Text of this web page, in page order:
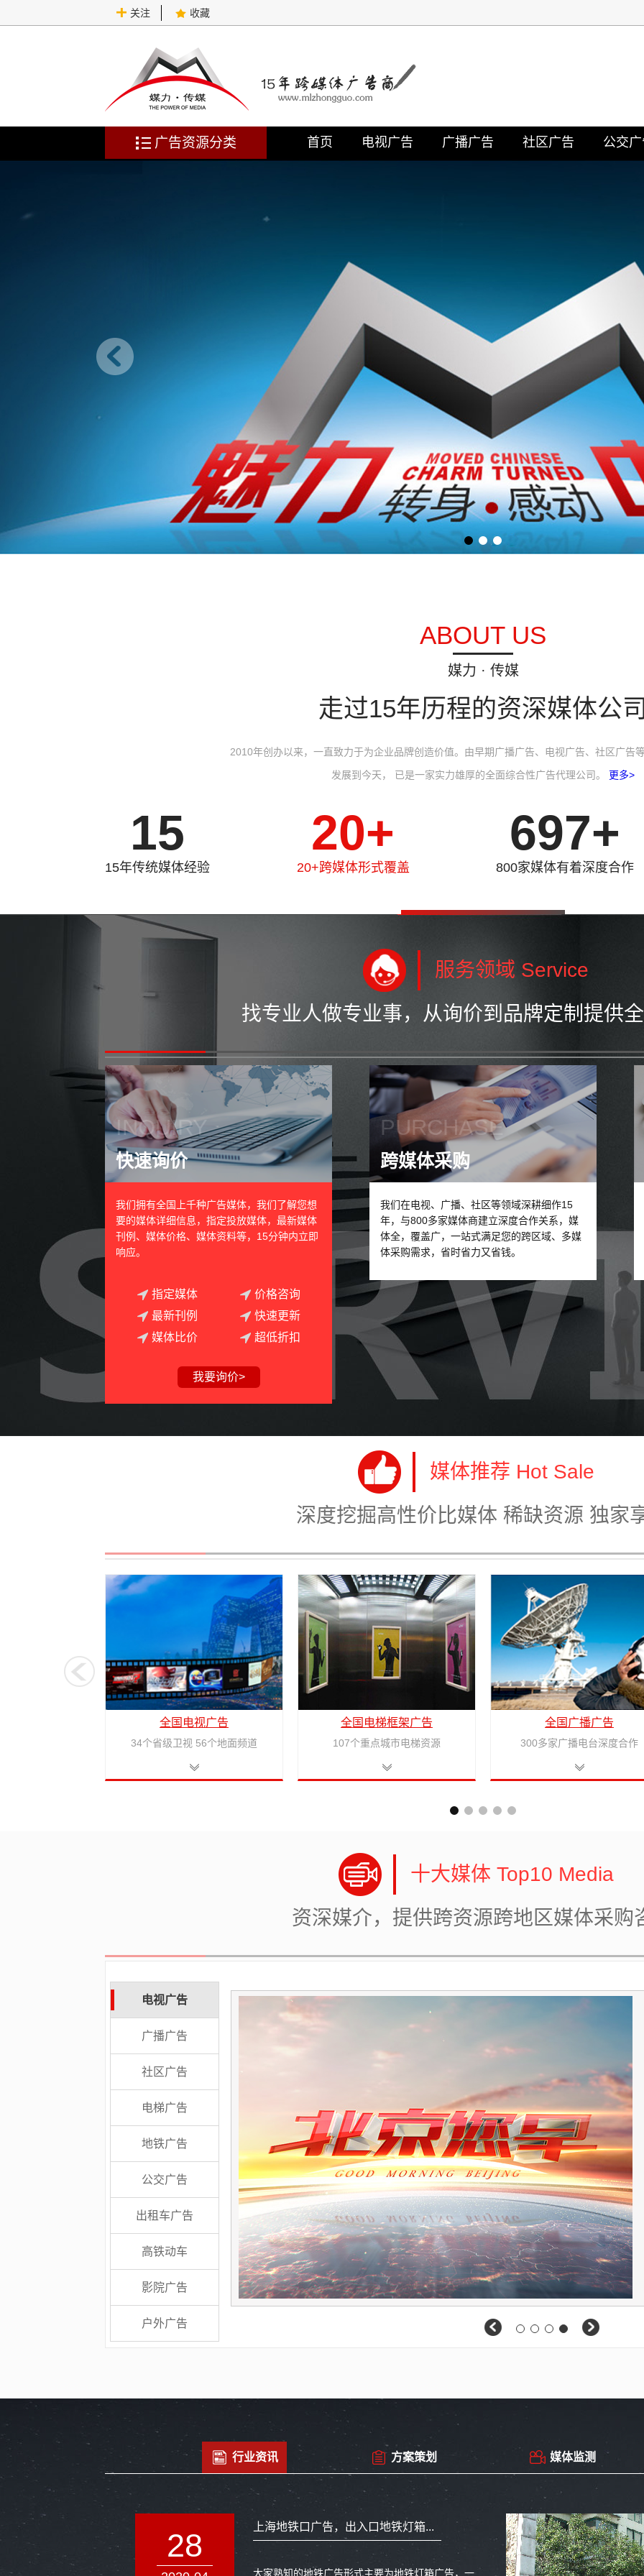
关注 收藏
广告资源分类 首页 电视广告 广播广告 社区广告 公交
ABOUT US
媒力 · 传媒
走过15年历程的资深媒体公
2010年创办以来，一直致力于为企业品牌创造价值。由早期广播广告、 电视广告、 社区广告
发展到今天， 已是一家实力雄厚的全面综合性广告代理公司。 更多>
15
15年传统媒体经验
20+
20+跨媒体形式覆盖
800+
800家媒体有着深度合作
服务领域 Service
找专业人做专业事，从询价到品牌定制提供
INQUIRY
快速询价
我们拥有全国上千种广告媒体，我们了解您想
要的媒体详细信息，指定投放媒体，最新媒体
刊例、媒体价格、媒体资料等，15分钟内立即
响应。
指定媒体
价格咨询
最新刊例
快速更新
媒体比价
超低折扣
我要询价>
PURCHASE
跨媒体采购
我们在电视、广播、社区等领域深耕细作15
年，与800多家媒体商建立深度合作关系，媒
体全，覆盖广，一站式满足您的跨区域、多媒
体采购需求，省时省力又省钱。
媒体推荐 Hot Sale
深度挖掘高性价比媒体 稀缺资源 独家
全国电视广告
34个省级卫视 56个地面频道
全国电梯框架广告
107个重点城市电梯资源
全国广播广告
300多家广播电台深度合作
十大媒体 Top10 Media
资深媒介，提供跨资源跨地区媒体采购
电视广告
广播广告
社区广告
电梯广告
地铁广告
公交广告
出租车广告
高铁动车
影院广告
户外广告
江苏卫视电视广告
媒力·传媒与江苏卫视的合作
江苏卫视的众多
栏目有深度合作， 同时能够整合江苏卫视
各部门的力量为客户的整合传播提供合理
化建议，善于挖掘江苏卫视的资源以及价
值，在项目性深度合 作上有独到的见解和
优势，能够为客户提供更具传播价值的解
北京电台广告
北京电台已经发展成为在全国
有相当影响、具有相当经济实力的地方大
台，全台开办11套广播。北京电台始终 立
足广播声音本质，深耕自身资源优势，致
力于为受众提供高品质的声音产品，近年
来一直保持北京广播收听市场的领先地
位。 2018年，北京电台的市场份额为
71.83%，收听率为2.669%。北京电台广
咨询→
门禁灯箱广告
门禁广告安装于进出小区必经
通道；画面位于受众视线正前方，强制性
的视觉接触，冲击力强；重复接触频次
高， 记忆度高；晚上有灯，给回家的人指
个路；普通小区业主每天至少有3.3次以上
关注门禁的机会一周内至少可以关注24次
以 上，一个月内关注次数超过90次。有效
到达率达到94%全面覆盖社区中每一个家
全国电梯门贴广告
媒体点位已覆盖全国超过100
个城市，其中上海为重点布局区域，共计
600多个住宅楼盘，200多甲级写字楼，
15000多部电梯，300多家物业合作。全国
点位布局：一线城市：北京、上海、广
州、深圳、杭州、南京；二线城市：武
汉、 沈阳、大连、苏州、无锡、成都、天
津、昆明、东莞、长沙、济南、重庆、青
上海地铁灯箱广告
灯箱广告是地铁最常见的广告
形式之一，其中12封灯箱是地铁中最为重
要的媒体形式之一，位于站台和站厅层。
覆 盖全面，广告信息可有效到达目标受
众，拥有与广告受众接触时间长、接触频
次高、视觉距离近等优势。适合传播较为
丰富的广告信 息。可灵活组合，最佳性价
比的媒体，选择购买套装时......
公交移动电视广告
目前公交电视共计覆盖9,000
多辆公交车，600多条公交线，18,000多个
终端，日均覆盖800万多人次。公交线路
连接各大商业区，超市卖场，居民区封闭
的收视环境，画面和声音相结合，主动收
视，到达优良的传播效果。上海公交电视
受众群体多，年龄跨度大，主城覆盖广，
车内场景化，编播频次密，广告效果佳......
上海出租车广告
出租车媒体主要针对两种人
群，一种是中小及个别大型企业，另一种
像上班族这样密集的人群。因出租车媒体
传播效果好，发布费用低，而吸引了众多
的企业，一般的大型企业在市场上已经有
了相对稳固的位，他们会选择多种媒体来
宣 传自身的产品，除了出租车媒体还会关
电视广告，户外大牌等宣传方式。出租车
上海虹桥火车站广告
虹桥高铁站是华东地区最重要
的铁路客运枢纽与规模最大的客运站。北
端引接京沪高铁、沪宁城际铁路（沪汉蓉
高速铁路）；南端与沪杭高铁（沪昆高
铁）接轨。为京沪高速铁路五大始发站之
一;上海虹桥综合交通枢纽有4条高铁终点
站，并通过高铁形成城市之间的连接线，
最终形成长三角一体化以及中国“两带一
影院裸眼3D超级屏
影院裸眼3D超级屏画面优
势：3D超级屏具有全新、震撼的视觉体
验，采用裸眼3D黑科技，具有空间、深度
的逼 真立体影像，画中事物可以凸出于画
面之外，也可以深藏于画面之中，画面层
次分明、活灵活现、栩栩如生。3D超级屏
可多 视点观看，超大视角>150 °超大视
角、超多视点观看，高达28视点的3D处理
黄浦江游轮广告
外滩、黄浦江、陆家嘴一直作
为上海的象征出现在世人面前汇集了全球
知名跨国企业外滩、黄浦江、陆家嘴是中
外 游客游览上海的必到之处途径东方明
珠、金茂大厦、花旗集团大厦 、正大广
场、香格里拉大酒店、上海国际会议中
心、汤臣一品 豪宅 、友邦保险大厦、外滩
3号 、外滩18号 、世茂滨江花园、海关大
行业资讯 方案策划 媒体监测
28
上海地铁口广告，出入口地铁灯箱...
大家熟知的地铁广告形式主要为地铁灯箱广告，一